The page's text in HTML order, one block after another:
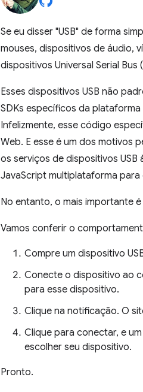
Se eu disser "USB" de forma
mouses, dispositivos de áudio,
dispositivos Universal Serial Bus
Esses dispositivos USB não
SDKs específicos da
Infelizmente, esse código
Web. E esse é um dos motivos
os serviços de dispositivos
JavaScript multiplataforma para
No entanto, o mais importante
Vamos conferir o
Compre um dispositivo
Conecte o dispositivo ao
para esse dispositivo.
Clique na notificação. O
Clique para conectar, e
escolher seu dispositivo.
Pronto.